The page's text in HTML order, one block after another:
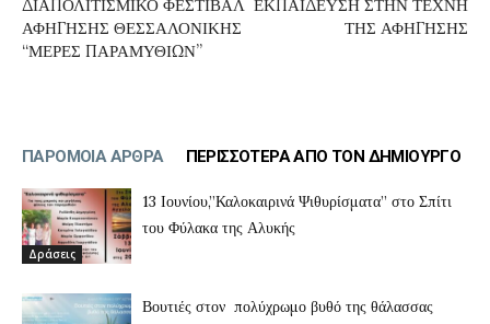
ΔΙΑΠΟΛΙΤΙΣΜΙΚΟ ΦΕΣΤΙΒΑΛ
ΑΦΗΓΗΣΗΣ ΘΕΣΣΑΛΟΝΙΚΗΣ
“ΜΕΡΕΣ ΠΑΡΑΜΥΘΙΩΝ”
ΕΚΠΑΙΔΕΥΣΗ ΣΤΗΝ ΤΕΧΝΗ
ΤΗΣ ΑΦΗΓΗΣΗΣ
ΠΑΡΟΜΟΙΑ ΑΡΘΡΑ ΠΕΡΙΣΣΟΤΕΡΑ ΑΠΟ ΤΟΝ ΔΗΜΙΟΥΡΓΟ
Δράσεις
13 Ιουνίου,”Καλοκαιρινά Ψιθυρίσματα” στο Σπίτι
του Φύλακα της Αλυκής
Βουτιές στον πολύχρωμο βυθό της θάλασσας